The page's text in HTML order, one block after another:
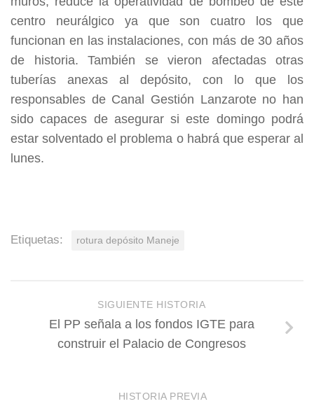
centro neurálgico ya que son cuatro los que
funcionan en las instalaciones, con más de 30 años
de historia. También se vieron afectadas otras
tuberías anexas al depósito, con lo que los
responsables de Canal Gestión Lanzarote no han
sido capaces de asegurar si este domingo podrá
estar solventado el problema o habrá que esperar al
lunes.
Etiquetas: rotura depósito Maneje
SIGUIENTE HISTORIA
El PP señala a los fondos IGTE para
construir el Palacio de Congresos
HISTORIA PREVIA